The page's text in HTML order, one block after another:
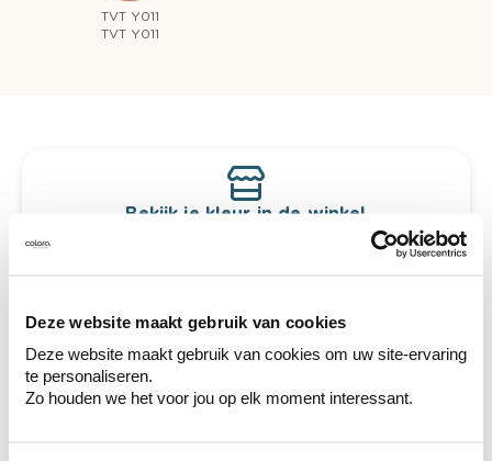
Deze website maakt gebruik van cookies
Deze website maakt gebruik van cookies om uw site-ervaring
te personaliseren.
Zo houden we het voor jou op elk moment interessant.
TVT Y011
TVT Y011
Bekijk je kleur in de winkel
Ontdek er kleurechte stalen van je
te verfijnen.
Krijg persoonlijk advies om kleuren te
combineren.